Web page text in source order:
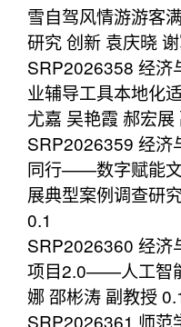
雪自驾风情游游客
研究 创新 袁庆晓
SRP2026358 经济
业辅导工具本地化
尤嘉 吴艳霞 郝宏展
SRP2026359 经济
同行——数字赋能
展典型案例调查研
0.1
SRP2026360 经济
项目2.0——人工智
娜 邵彬涛 副教授
SRP2026361 师